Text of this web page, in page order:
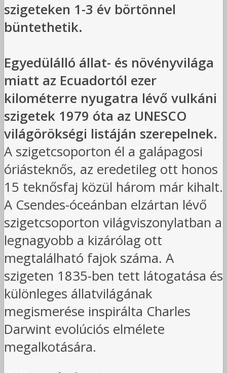
szigeteken 1-3 év börtönnel
büntethetik.
Egyedülálló állat- és növényvilága
miatt az Ecuadortól ezer
kilométerre nyugatra lévő vulkáni
szigetek 1979 óta az UNESCO
világörökségi listáján szerepelnek.
A szigetcsoporton él a galápagosi
óriásteknős, az eredetileg ott honos
15 teknősfaj közül három már kihalt.
A Csendes-óceánban elzártan lévő
szigetcsoporton világviszonylatban a
legnagyobb a kizárólag ott
megtalálható fajok száma. A
szigeten 1835-ben tett látogatása és
különleges állatvilágának
megismerése inspirálta Charles
Darwint evolúciós elmélete
megalkotására.